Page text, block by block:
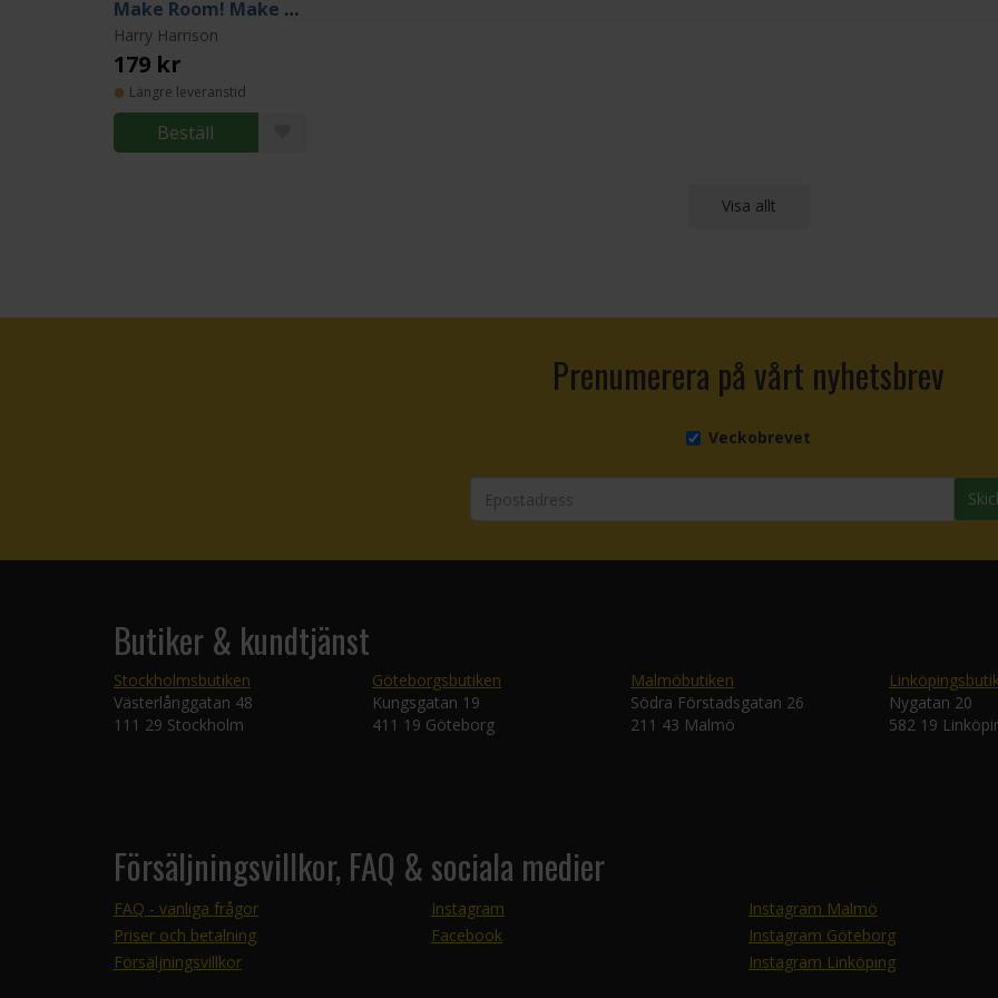
Make Room! Make Room!
Harry Harrison
179 kr
Längre leveranstid
Beställ
Visa allt
Prenumerera på vårt nyhetsbrev
Veckobrevet
Butiker & kundtjänst
Stockholmsbutiken
Västerlånggatan 48
111 29 Stockholm
Göteborgsbutiken
Kungsgatan 19
411 19 Göteborg
Malmöbutiken
Södra Förstadsgatan 26
211 43 Malmö
Nygatan 20
582 19
Försäljningsvillkor, FAQ & sociala medier
FAQ - vanliga frågor
Priser och betalning
Försäljningsvillkor
Instagram
Facebook
Instagram Malmö
Instagram Göteborg
Instagram Linköping